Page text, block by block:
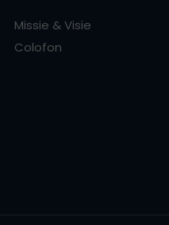
Missie & Visie
Colofon